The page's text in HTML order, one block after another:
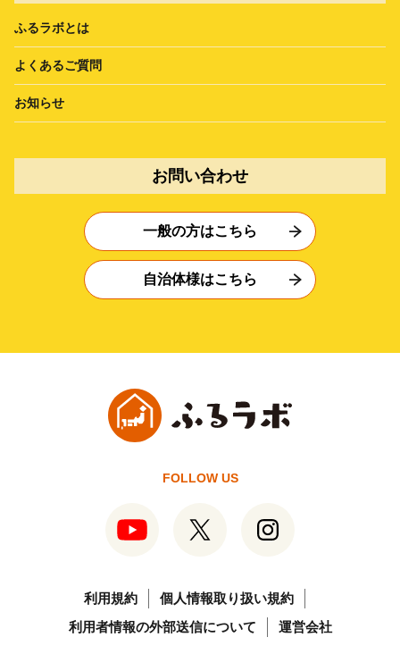
ふるラボとは
よくあるご質問
お知らせ
お問い合わせ
一般の方はこちら
自治体様はこちら
FOLLOW US
利用規約
個人情報取り扱い規約
利用者情報の外部送信について
運営会社